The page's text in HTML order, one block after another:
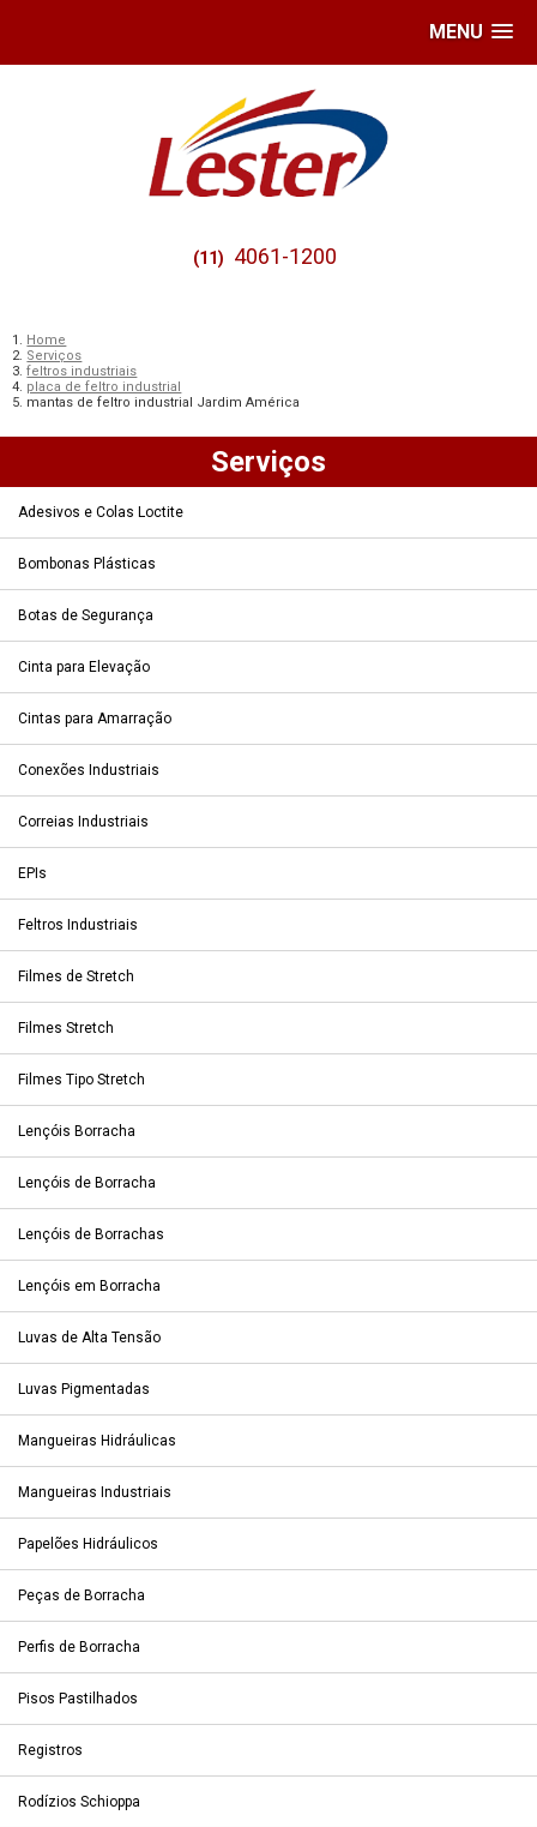
MENU
(11) 4061-1200
Home
Serviços
feltros industriais
placa de feltro industrial
mantas de feltro industrial Jardim América
Serviços
Adesivos e Colas Loctite
Bombonas Plásticas
Botas de Segurança
Cinta para Elevação
Cintas para Amarração
Conexões Industriais
Correias Industriais
EPIs
Feltros Industriais
Filmes de Stretch
Filmes Stretch
Filmes Tipo Stretch
Lençóis Borracha
Lençóis de Borracha
Lençóis de Borrachas
Lençóis em Borracha
Luvas de Alta Tensão
Luvas Pigmentadas
Mangueiras Hidráulicas
Mangueiras Industriais
Papelões Hidráulicos
Peças de Borracha
Perfis de Borracha
Pisos Pastilhados
Registros
Rodízios Schioppa